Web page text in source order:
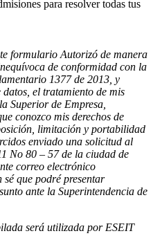
para resolver todas tus
formulario Autorizó de manera
de conformidad con la
1377 de 2013, y
el tratamiento de mis
Superior de Empresa,
conozco mis derechos de
limitación y portabilidad
enviado una solicitud al
No 80 – 57 de la ciudad de
correo electrónico
sé que podré presentar
ante la Superintendencia de
será utilizada por ESEIT